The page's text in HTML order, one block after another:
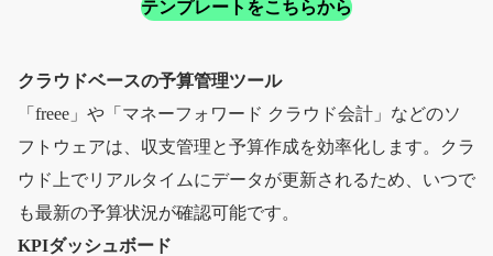
テンプレートをこちらから
クラウドベースの予算管理ツール
「freee」や「マネーフォワード クラウド会計」などのソ
フトウェアは、収支管理と予算作成を効率化します。クラ
ウド上でリアルタイムにデータが更新されるため、いつで
も最新の予算状況が確認可能です。
KPIダッシュボード